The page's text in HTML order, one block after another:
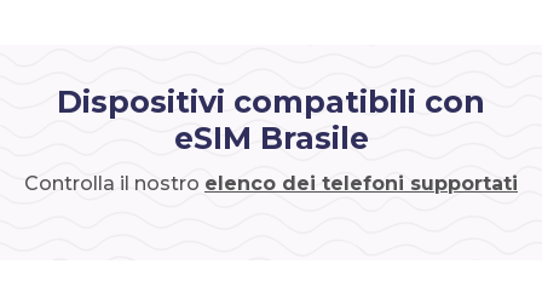
Dispositivi compatibili con
eSIM Brasile
Controlla il nostro elenco dei telefoni supportati